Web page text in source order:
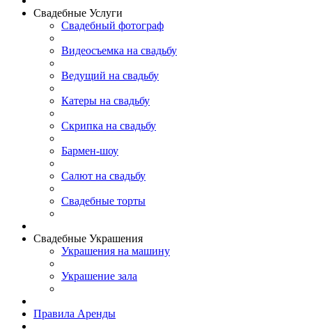
Свадебные Услуги
Свадебный фотограф
Видеосъемка на свадьбу
Ведущий на свадьбу
Катеры на свадьбу
Скрипка на свадьбу
Бармен-шоу
Салют на свадьбу
Свадебные торты
Свадебные Украшения
Украшения на машину
Украшение зала
Правила Аренды